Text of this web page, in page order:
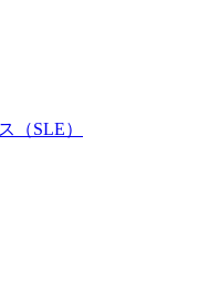
（SLE）